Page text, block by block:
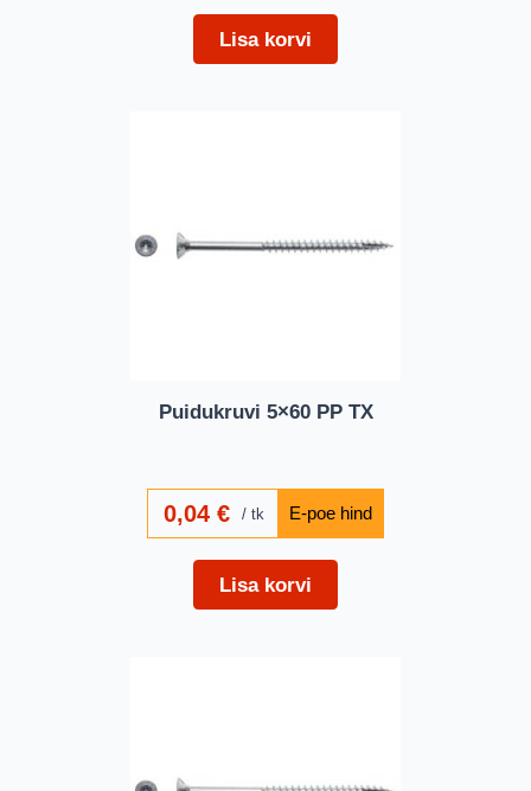
Lisa korvi
Puidukruvi 5×60 PP TX
0,04€ tk
Lisa korvi